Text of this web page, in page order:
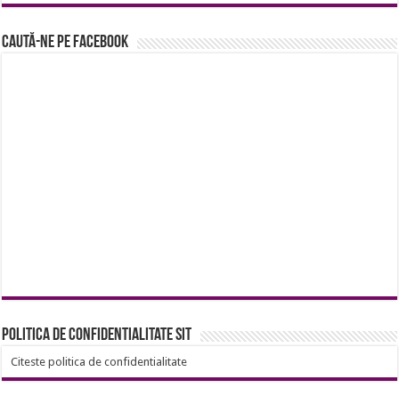
Caută-ne pe Facebook
Politica de confidentialitate sit
Citeste politica de confidentialitate